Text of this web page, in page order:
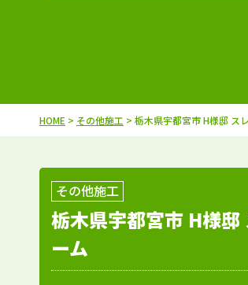
秋田県
施工例
塗装店
宮城県
施工例
塗装店
福島県
施工例
千
埼
HOME > その他施工 > 栃木県宇都宮市 H様邸 ス
その他施工
栃木県宇都宮市 H様
ーム